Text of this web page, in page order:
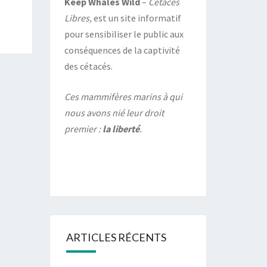
Libres, est un site informatif
pour sensibiliser le public aux
conséquences de la captivité
des cétacés.
Ces mammifères marins à qui
nous avons nié leur droit
premier :la liberté.
ARTICLES RÉCENTS